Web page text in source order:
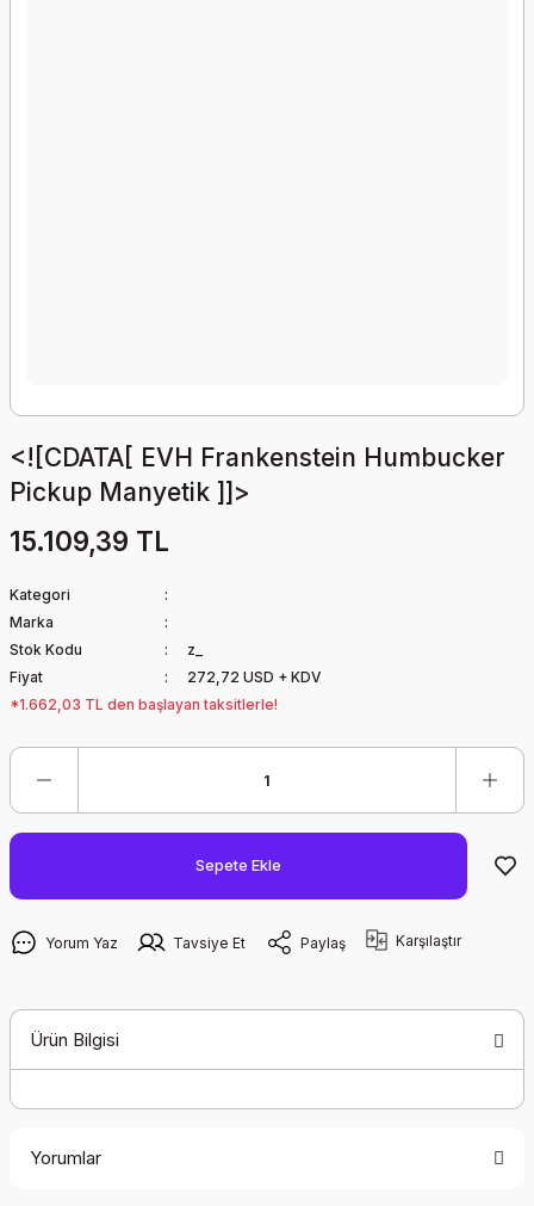
<![CDATA[ EVH Frankenstein Humbucker
Pickup Manyetik ]]>
15.109,39 TL
Kategori
Marka
Stok Kodu
z_
Fiyat
272,72 USD + KDV
*1.662,03 TL den başlayan taksitlerle!
Sepete Ekle
Yorum Yaz Tavsiye Et Paylaş Karşılaştır
Ürün Bilgisi
Yorumlar